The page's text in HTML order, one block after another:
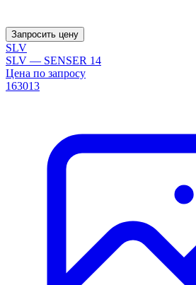
Запросить цену
SLV
SLV — SENSER 14
Цена по запросу
163013